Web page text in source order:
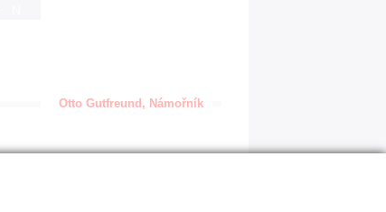
Otto Gutfreund, Námořník